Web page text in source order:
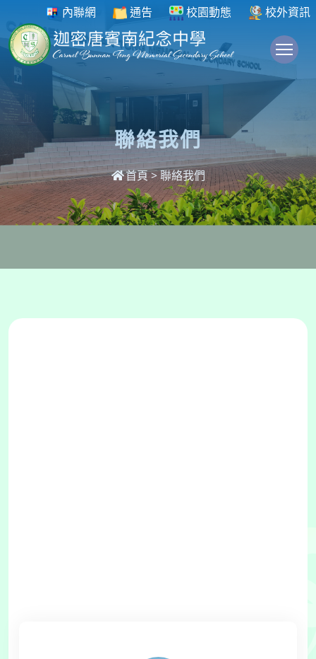
內聯網 通告 校園動態 校外資訊
聯絡我們
首頁>聯絡我們